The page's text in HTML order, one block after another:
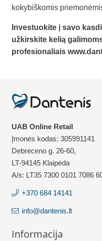
kokybiškomis
Investuokite į savo
užkirskite kelią
profesionaliais
UAB Online Retail
Įmonės kodas: 305991141
Debreceno g. 26-60,
LT-94145 Klaipėda
A/s: LT35 7300 0101 7086
+370 684 14141
info@dantenis.lt
Informacija